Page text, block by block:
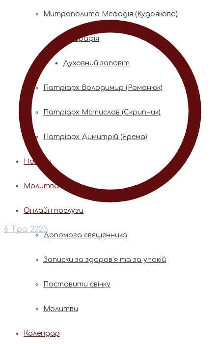
Митрополита Мефодія (Кудрякова)
Біографія
Духовний заповіт
Патріарх Володимир (Романюк)
Патріарх Мстислав (Скрипник)
Патріарх Димитрій (Ярема)
Новини
Молитва
Онлайн послуги
Допомога священника
Записки за здоров’я та за упокій
Поставити свічку
Молитви
Календар
6 Тра 2023